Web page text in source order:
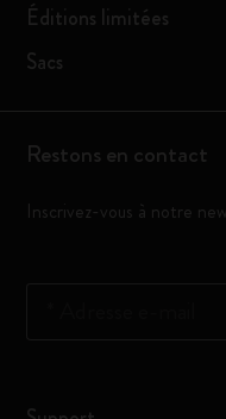
Éditions limitées
Sacs
Restons en contact
Inscrivez-vous à notre